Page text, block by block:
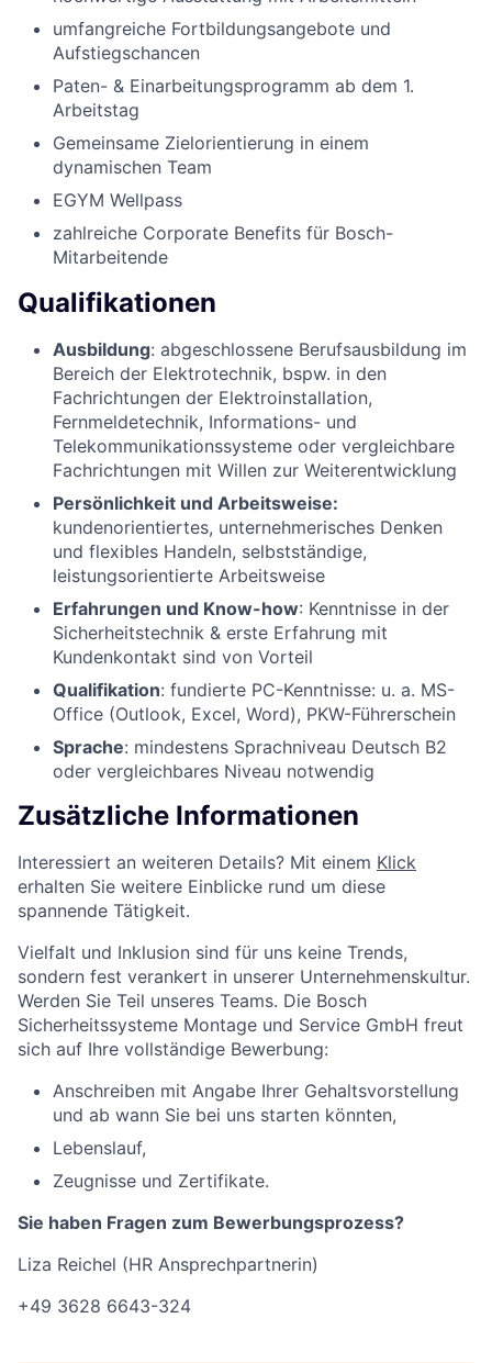
umfangreiche Fortbildungsangebote und
Aufstiegschancen
Paten- & Einarbeitungsprogramm ab dem 1.
Arbeitstag
Gemeinsame Zielorientierung in einem
dynamischen Team
EGYM Wellpass
zahlreiche Corporate Benefits für Bosch-
Mitarbeitende
Qualifikationen
Ausbildung: abgeschlossene Berufsausbildung im
Bereich der Elektrotechnik, bspw. in den
Fachrichtungen der Elektroinstallation,
Fernmeldetechnik, Informations- und
Telekommunikationssysteme oder vergleichbare
Fachrichtungen mit Willen zur Weiterentwicklung
Persönlichkeit und Arbeitsweise:
kundenorientiertes, unternehmerisches Denken
und flexibles Handeln, selbstständige,
leistungsorientierte Arbeitsweise
Erfahrungen und Know-how: Kenntnisse in der
Sicherheitstechnik & erste Erfahrung mit
Kundenkontakt sind von Vorteil
Qualifikation: fundierte PC-Kenntnisse: u. a. MS-
Office (Outlook, Excel, Word), PKW-Führerschein
Sprache: mindestens Sprachniveau Deutsch B2
oder vergleichbares Niveau notwendig
Zusätzliche Informationen
Interessiert an weiteren Details? Mit einem Klick
erhalten Sie weitere Einblicke rund um diese
spannende Tätigkeit.
Vielfalt und Inklusion sind für uns keine Trends,
sondern fest verankert in unserer Unternehmenskultur.
Werden Sie Teil unseres Teams. Die Bosch
Sicherheitssysteme Montage und Service GmbH freut
sich auf Ihre vollständige Bewerbung:
Anschreiben mit Angabe Ihrer Gehaltsvorstellung
und ab wann Sie bei uns starten könnten,
Lebenslauf,
Zeugnisse und Zertifikate.
Sie haben Fragen zum Bewerbungsprozess?
Liza Reichel (HR Ansprechpartnerin)
+49 3628 6643-324